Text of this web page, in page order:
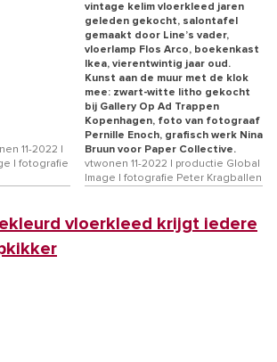
11-2022 |
| fotografie
vintage kelim vloerkleed jaren
geleden gekocht, salontafel
gemaakt door Line’s vader,
vloerlamp Flos Arco, boekenkast
Ikea, vierentwintig jaar oud.
Kunst aan de muur met de klok
mee: zwart-witte litho gekocht
bij Gallery Op Ad Trappen
Kopenhagen, foto van fotograaf
Pernille Enoch, grafisch werk Nina
Bruun voor Paper Collective.
vtwonen 11-2022 | productie Global
Image | fotografie Peter Kragballen
vloerkleed krijgt iedere